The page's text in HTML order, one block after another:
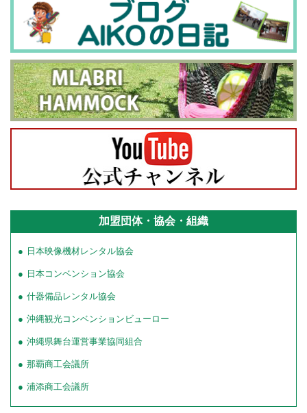
加盟団体・協会・組織
日本映像機材レンタル協会
日本コンベンション協会
什器備品レンタル協会
沖縄観光コンベンションビューロー
沖縄県舞台運営事業協同組合
那覇商工会議所
浦添商工会議所